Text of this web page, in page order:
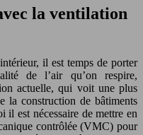
la ventilation
il est temps de porter
de l’air qu’on respire,
actuelle, qui voit une plus
la construction de bâtiments
il est nécessaire de mettre en
contrôlée (VMC) pour